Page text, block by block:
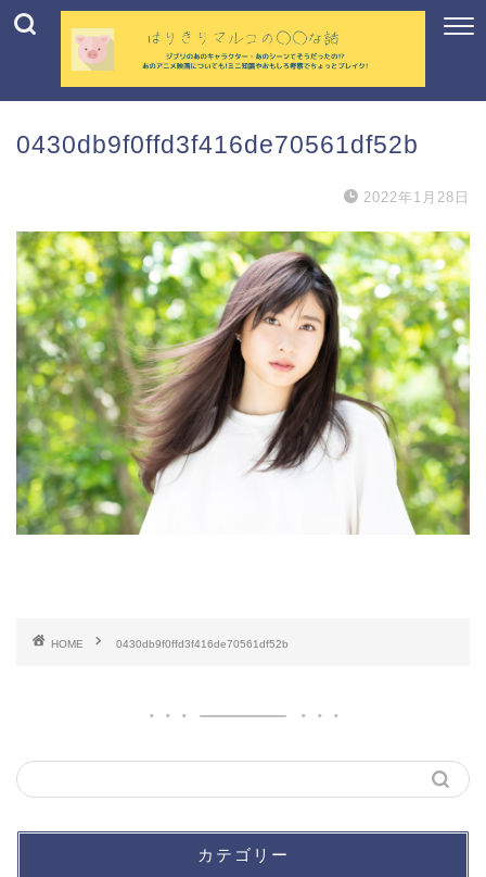
0430db9f0ffd3f416de70561df52b
2022年1月28日
HOME 0430db9f0ffd3f416de70561df52b
カテゴリー